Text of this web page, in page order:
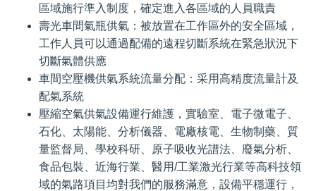
區域施行準入制度，確定進入各區域的人員職責
壽光車間氣瓶供氣：被放置在工作區外的安全區域，
工作人員可以通過配備的遠程切斷系統在緊急狀況下
切斷氣體供應
車間空壓機供氣系統流量分配：采用高精度流量計及
配氣系統
壓縮空氣供氣設備運行維護，實驗室、電子微電子、
石化、太陽能、分析儀器、電廠核電、生物制藥、質
量監督局、學校科研、原子吸收光譜法、廢氣分析、
食品包裝、近海行業、醫用/工業激光行業等高科技領
域的氣路項目均對我們的服務滿意，設備平穩運行，